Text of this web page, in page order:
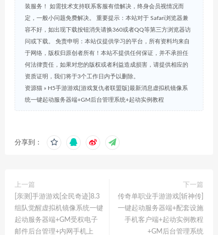
装服务！ 如需技术支持联系客服有偿解决，终身会员视情况而
定，一般小问题免费解决。 重要提示：本站对于 Safari浏览器兼
容不好，如出现下载按钮消失请换360或者QQ等第三方浏览器访
问或下载。 免责申明：本站仅提供学习的平台，所有资料均来自
于网络，版权归原创者所有！本站不提供任何保证，并不承担任
何法律责任，如果对您的版权或者利益造成损害，请提供相应的
资质证明，我们将于3个工作日内予以删除。
资源猫 » H5手游游戏[游戏复仇者联盟版]最新消息虚拟机镜像系
统一键起动服务器端+GM后台管理系统+起动实例教程
分享到：
上一篇
[亲测]手游游戏[全民奇迹]8.3
组队觉醒虚拟机镜像系统一键
起动服务器端+GM受权电子
邮件后台管理+内网手机上
下一篇
传奇单职业手游游戏[斩神传]
一键起动服务器端+配套设施
手机客户端+起动实例教程
+GM后台管理系统